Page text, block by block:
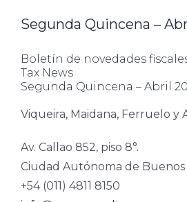
Segunda Quincena –
Boletín de novedades
Tax News
Segunda Quincena – Abril
Viqueira, Maidana, Ferruelo y
Av. Callao 852, piso 8°.
Ciudad Autónoma de Buenos
+54 (011) 4811 8150